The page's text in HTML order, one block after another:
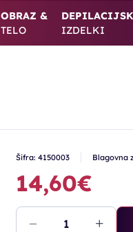
OBRAZ &
TELO
IZDELKI
Šifra: 4150003 Blagovna
14,60€